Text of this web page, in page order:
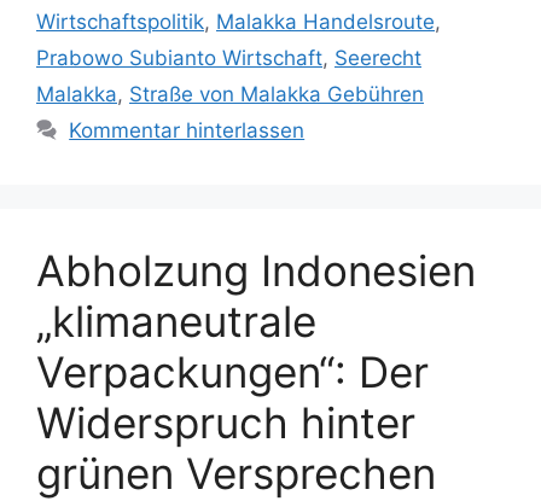
Wirtschaftspolitik, Malakka Handelsroute,
Prabowo Subianto Wirtschaft, Seerecht
Malakka, Straße von Malakka Gebühren
Kommentar hinterlassen
Abholzung Indonesien
„klimaneutrale
Verpackungen“: Der
Widerspruch hinter
grünen Versprechen